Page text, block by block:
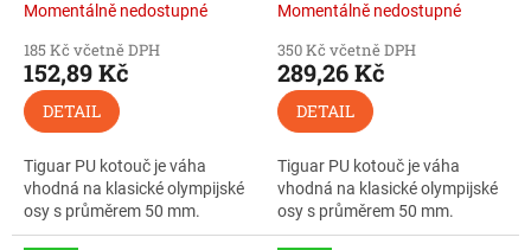
Momentálně nedostupné
185 Kč včetně DPH
152,89 Kč
DETAIL
Tiguar PU kotouč je váha
vhodná na klasické olympijské
osy s průměrem 50 mm.
Momentálně nedostupné
350 Kč včetně DPH
289,26 Kč
DETAIL
Tiguar PU kotouč je váha
vhodná na klasické olympijské
osy s průměrem 50 mm.